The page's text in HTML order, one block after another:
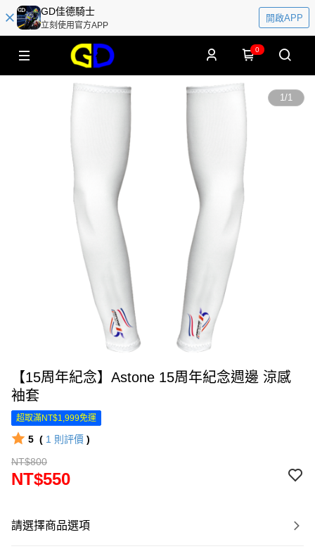
GD佳德騎士
立刻使用官方APP
開啟APP
0
1/1
【15周年紀念】Astone 15周年紀念週邊 涼感
袖套
超取滿NT$1,999免運
5 ( 1 則評價 )
NT$800
NT$550
請選擇商品選項